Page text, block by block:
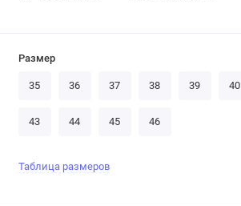
Размер
35 36 37 38 39 40
43 44 45 46
Таблица размеров